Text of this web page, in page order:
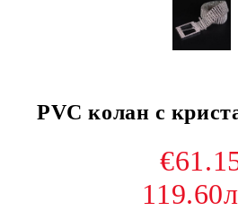
PVC колан с